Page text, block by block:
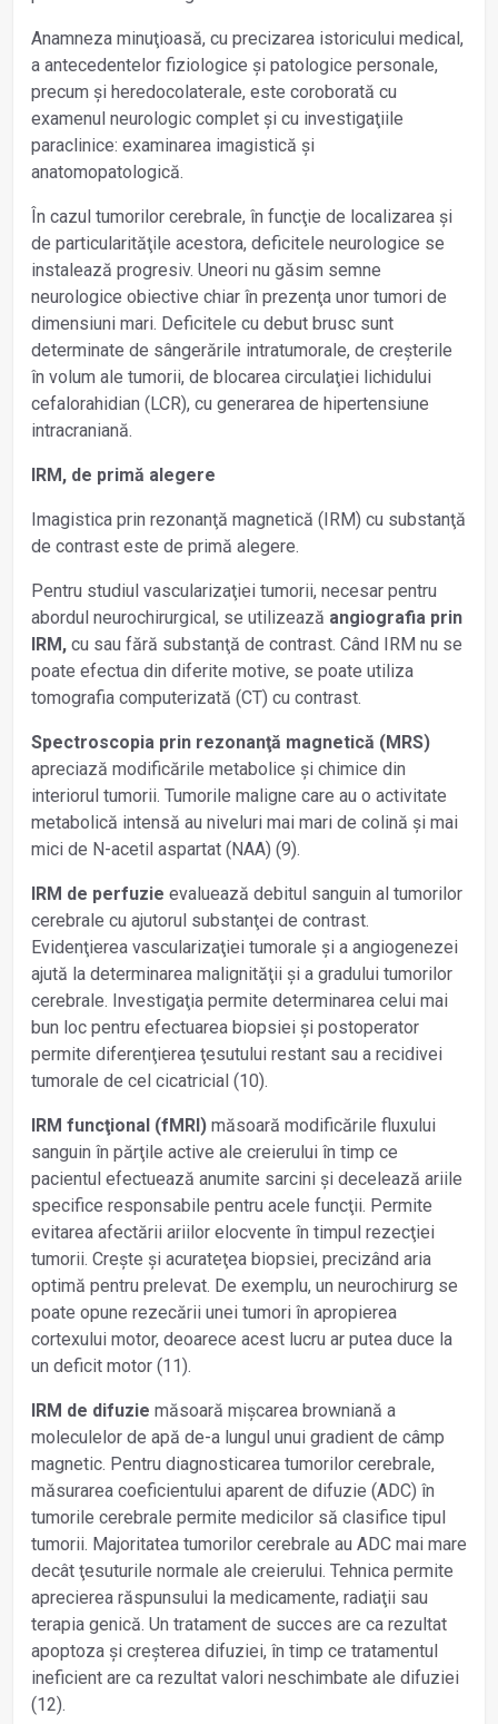
Anamneza minuţioasă, cu precizarea istoricului medical,
a antecedentelor fiziologice și patologice personale,
precum și heredocolaterale, este coroborată cu
examenul neurologic complet și cu investigaţiile
paraclinice: examinarea imagistică și
anatomopatologică.
În cazul tumorilor cerebrale, în funcţie de localizarea și
de particularităţile acestora, deficitele neurologice se
instalează progresiv. Uneori nu găsim semne
neurologice obiective chiar în prezenţa unor tumori de
dimensiuni mari. Deficitele cu debut brusc sunt
determinate de sângerările intratumorale, de creșterile
în volum ale tumorii, de blocarea circulaţiei lichidului
cefalorahidian (LCR), cu generarea de hipertensiune
intracraniană.
IRM, de primă alegere
Imagistica prin rezonanţă magnetică (IRM) cu substanţă
de contrast este de primă alegere.
Pentru studiul vascularizaţiei tumorii, necesar pentru
abordul neurochirurgical, se utilizează angiografia prin
IRM, cu sau fără substanţă de contrast. Când IRM nu se
poate efectua din diferite motive, se poate utiliza
tomografia computerizată (CT) cu contrast.
Spectroscopia prin rezonanţă magnetică (MRS)
apreciază modificările metabolice și chimice din
interiorul tumorii. Tumorile maligne care au o activitate
metabolică intensă au niveluri mai mari de colină și mai
mici de N-acetil aspartat (NAA) (9).
IRM de perfuzie evaluează debitul sanguin al tumorilor
cerebrale cu ajutorul substanţei de contrast.
Evidenţierea vascularizaţiei tumorale și a angiogenezei
ajută la determinarea malignităţii și a gradului tumorilor
cerebrale. Investigaţia permite determinarea celui mai
bun loc pentru efectuarea biopsiei și postoperator
permite diferenţierea ţesutului restant sau a recidivei
tumorale de cel cicatricial (10).
IRM funcţional (fMRI) măsoară modificările fluxului
sanguin în părţile active ale creierului în timp ce
pacientul efectuează anumite sarcini și decelează ariile
specifice responsabile pentru acele funcţii. Permite
evitarea afectării ariilor elocvente în timpul rezecţiei
tumorii. Crește și acurateţea biopsiei, precizând aria
optimă pentru prelevat. De exemplu, un neurochirurg se
poate opune rezecării unei tumori în apropierea
cortexului motor, deoarece acest lucru ar putea duce la
un deficit motor (11).
IRM de difuzie măsoară mișcarea browniană a
moleculelor de apă de-a lungul unui gradient de câmp
magnetic. Pentru diag­nosticarea tumorilor cerebrale,
măsurarea coeficientului aparent de difuzie (ADC) în
tumorile cerebrale permite medicilor să clasifice tipul
tumorii. Majoritatea tumorilor cerebrale au ADC mai mare
decât ţesuturile normale ale creierului. Tehnica permite
aprecierea răspunsului la medicamente, radiaţii sau
terapia genică. Un tratament de succes are ca rezultat
apoptoza și creșterea difuziei, în timp ce tratamentul
ineficient are ca rezultat valori neschimbate ale difuziei
(12).